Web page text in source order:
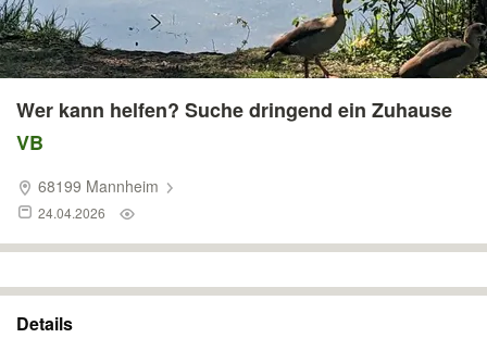
Wer kann helfen? Suche dringend ein Zuhause
VB
68199 Mannheim
24.04.2026
Details